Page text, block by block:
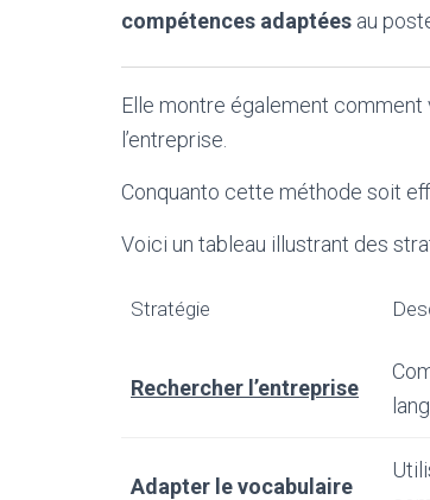
compétences adaptées au
Elle montre également
l’entreprise.
Conquanto cette méthode soit
Voici un tableau illustrant des
Stratégie
Rechercher l’entreprise
Adapter le vocabulaire